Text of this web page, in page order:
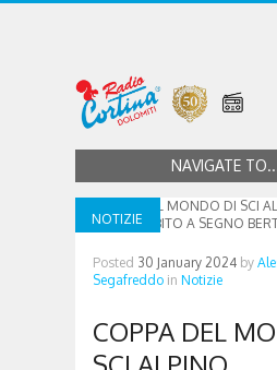
NAVIGATE
NOTIZIE
Posted 30 January 2024 by
Segafreddo in Notizie
COPPA DEL